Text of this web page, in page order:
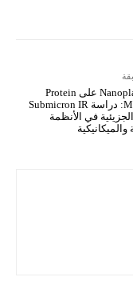
تأثير Nanoplastic على Protein
Misfolding: دراسة Submicron IR
في الأنظمة
والميكانيكية